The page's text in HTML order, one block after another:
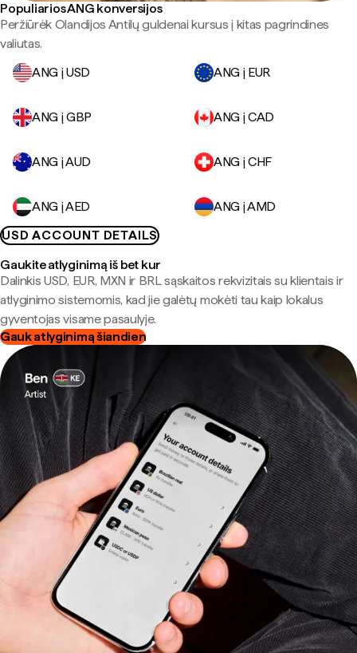
Populiarios ANG konversijos
Peržiūrėk Olandijos Antilų guldenai kursus į kitas pagrindines
valiutas.
ANG į USD
ANG į EUR
ANG į GBP ANG į CAD
ANG į AUD ANG į CHF
ANG į AED
ANG į AMD
USD ACCOUNT DETAILS
Gaukite atlyginimą iš bet kur
Dalinkis USD, EUR, MXN ir BRL sąskaitos rekvizitais su klientais ir
atlyginimo sistemomis, kad jie galėtų mokėti tau kaip lokalus
gyventojas visame pasaulyje.
Gauk atlyginimą šiandien